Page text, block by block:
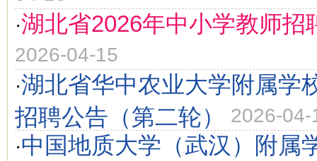
·湖北省2026年中小学教师招
2026-04-15
·湖北省华中农业大学附属学
招聘公告（第二轮）
2026-04-
·中国地质大学（武汉）附属